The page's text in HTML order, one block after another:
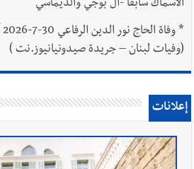
الاسماك سابقا -آل بوجي والديماسي
*
(وفيات لبنان – جريدة صيدونيانيوز.نت )
إعلانات